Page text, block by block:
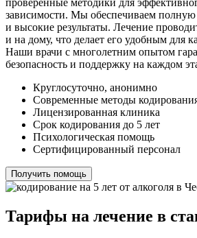
зависимости. Мы обеспечиваем
и высокие результаты. Лечение
и на дому, что делает его удобным для
Наши врачи с многолетним опытом
безопасность и поддержку на каждом
Круглосуточно, анонимно
Современные методы
Лицензированная клиника
Срок кодирования до 5 лет
Психологическая помощь
Сертифицированный персонал
Получить помощь
Тарифы на лечение в